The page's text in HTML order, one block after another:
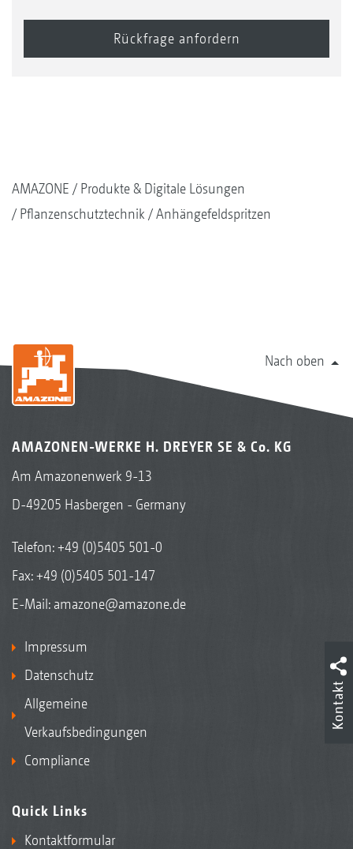
AMAZONE
Produkte & Digitale Lösungen
Pflanzenschutztechnik
Anhängefeldspritzen
Nach oben
AMAZONEN-WERKE H. DREYER SE & Co. KG
Am Amazonenwerk 9-13
D-49205 Hasbergen - Germany
Telefon:+49 (0)5405 501-0
Fax: +49 (0)5405 501-147
E-Mail: amazone@amazone.de
Impressum
Datenschutz
Allgemeine
Verkaufsbedingungen
Compliance
Quick Links
Kontaktformular
Kontakt